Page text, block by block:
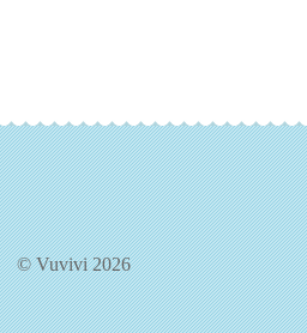
© Vuvivi 2026